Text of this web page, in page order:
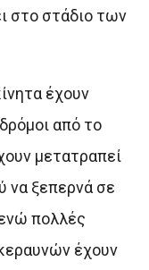
στο στάδιο των
έχουν
από το
μετατραπεί
να ξεπερνά σε
πολλές
έχουν